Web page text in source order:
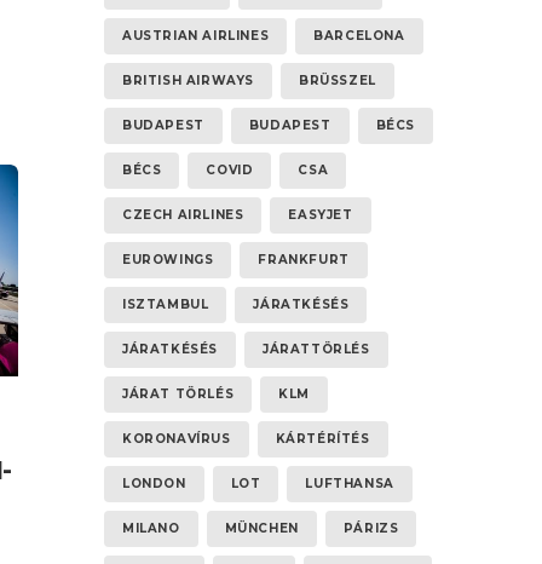
AUSTRIAN AIRLINES BARCELONA
BRITISH AIRWAYS BRÜSSZEL
BUDAPEST BUDAPEST BÉCS
BÉCS COVID CSA
CZECH AIRLINES EASYJET
EUROWINGS FRANKFURT
ISZTAMBUL JÁRATKÉSÉS
JÁRATKÉSÉS JÁRATTÖRLÉS
JÁRAT TÖRLÉS KLM
KORONAVÍRUS KÁRTÉRÍTÉS
LONDON LOT LUFTHANSA
MILANO MÜNCHEN PÁRIZS